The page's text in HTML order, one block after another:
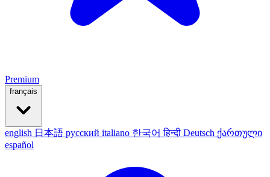
Premium
français
english 日本語 русский italiano 한국어हिन्दी Deutsch ქართული
español